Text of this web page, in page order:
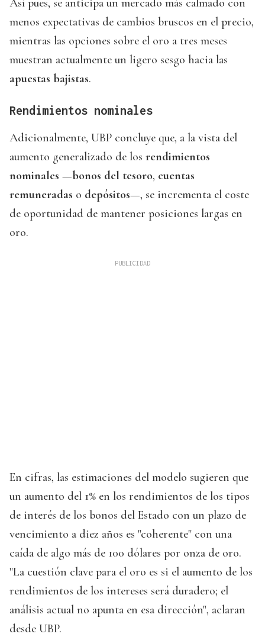
Así pues, se anticipa un mercado más calmado con
menos expectativas de cambios bruscos en el precio,
mientras las opciones sobre el oro a tres meses
muestran actualmente un ligero sesgo hacia las
apuestas bajistas.
Rendimientos nominales
Adicionalmente, UBP concluye que, a la vista del
aumento generalizado de los rendimientos
nominales —bonos del tesoro, cuentas
remuneradas o depósitos—, se incrementa el coste
de oportunidad de mantener posiciones largas en
oro.
En cifras, las estimaciones del modelo sugieren que
un aumento del 1% en los rendimientos de los tipos
de interés de los bonos del Estado con un plazo de
vencimiento a diez años es "coherente" con una
caída de algo más de 100 dólares por onza de oro.
"La cuestión clave para el oro es si el aumento de los
rendimientos de los intereses será duradero; el
análisis actual no apunta en esa dirección", aclaran
desde UBP.